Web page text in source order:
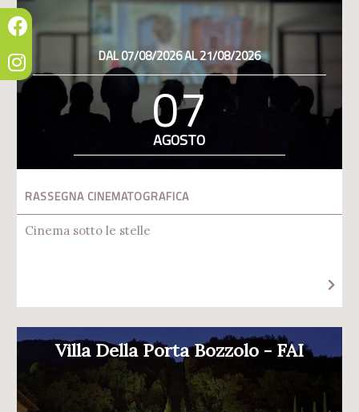
DAL 07/08/2026 AL 21/08/2026
07
AGOSTO
RASSEGNA CINEMATOGRAFICA
Cinema sotto le stelle
Villa Della Porta Bozzolo - FAI